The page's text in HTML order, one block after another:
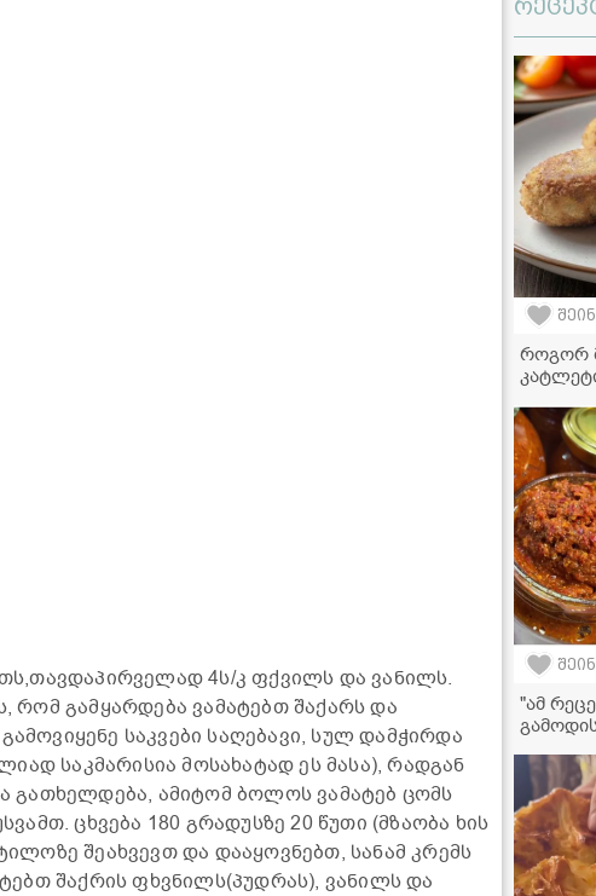
4ს/კ ფქვილს და ვანილს.
რომ გამყარდება ვამატებთ შაქარს და
საკვები საღებავი, სულ დამჭირდა
საკმარისია მოსახატად ეს მასა), რადგან
გათხელდება, ამიტომ ბოლოს ვამატებ ცომს
ცხვება 180 გრადუსზე 20 წუთი (მზაობა ხის
შეახვევთ და დააყოვნებთ, სანამ კრემს
შაქრის ფხვნილს(პუდრას), ვანილს და
როგორ
"ამ